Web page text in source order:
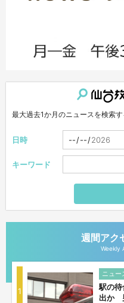
最大過去1か月のニュースを検索す
日時
キーワード
週間アク
Weekly
1
ニュー
駅の
出か